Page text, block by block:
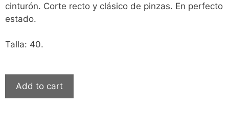
cinturón. Corte recto y clásico de pinzas. En perfecto
estado.
Talla: 40.
Add to cart